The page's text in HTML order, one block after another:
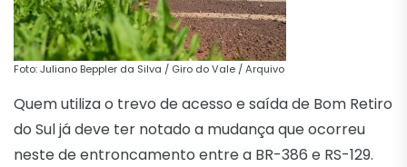
Foto: Juliano Beppler da Silva / Giro do Vale / Arquivo
Quem utiliza o trevo de acesso e saída de Bom Retiro
do Sul já deve ter notado a mudança que ocorreu
neste de entroncamento entre a BR-386 e RS-129.